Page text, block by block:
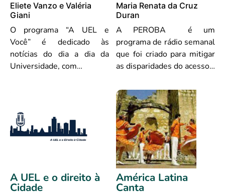
Eliete Vanzo e Valéria
Giani
O programa “A UEL e
Você” é dedicado às
notícias do dia a dia da
Universidade, com…
Maria Renata da Cruz
Duran
A PEROBA é um
programa de rádio semanal
que foi criado para mitigar
as disparidades do acesso…
A UEL e o direito à
Cidade
América Latina
Canta